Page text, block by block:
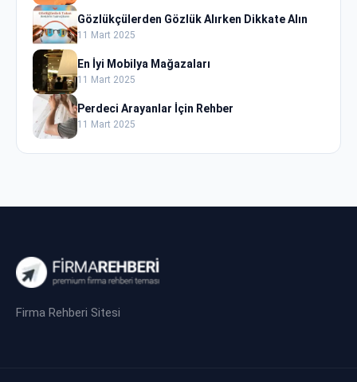
Gözlükçülerden Gözlük Alırken Dikkate Alın
11 Mart 2025
En İyi Mobilya Mağazaları
11 Mart 2025
Perdeci Arayanlar İçin Rehber
11 Mart 2025
Firma Rehberi Sitesi